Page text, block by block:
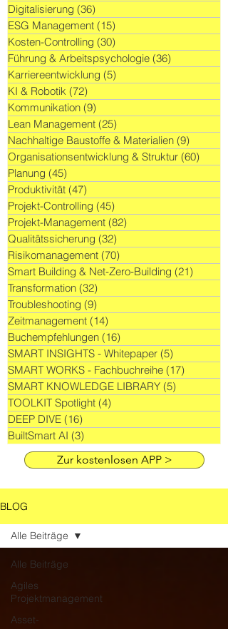
Digitalisierung (36)
ESG Management (15)
Kosten-Controlling (30)
Führung & Arbeitspsychologie (36)
Karriereentwicklung (5)
KI & Robotik (72)
Kommunikation (9)
Lean Management (25)
Nachhaltige Baustoffe & Materialien (9)
Organisationsentwicklung & Struktur (60)
Planung (45)
Produktivität (47)
Projekt-Controlling (45)
Projekt-Management (82)
Qualitätssicherung (32)
Risikomanagement (70)
Smart Building & Net-Zero-Building (21)
Transformation (32)
Troubleshooting (9)
Zeitmanagement (14)
Buchempfehlungen (16)
SMART INSIGHTS - Whitepaper (5)
SMART WORKS - Fachbuchreihe (17)
SMART KNOWLEDGE LIBRARY (5)
TOOLKIT Spotlight (4)
DEEP DIVE (16)
BuiltSmart AI (3)
Zur kostenlosen APP >
BLOG
Alle Beiträge
Agiles
Projektmanagement
Asset-
Alle Beiträge